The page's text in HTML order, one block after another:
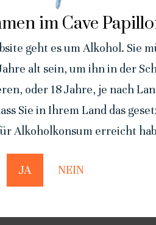
im Cave
geht es um Alkohol. Sie
alt sein, um ihn in der
oder 18 Jahre, je nach
Sie in Ihrem Land das
Alkoholkonsum erreicht
JA NEIN
Korb
hinzufügen